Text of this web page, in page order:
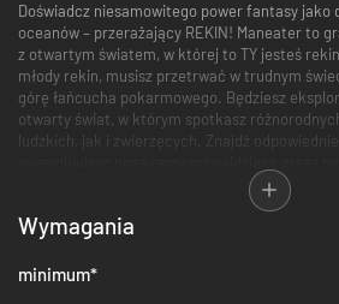
Doświadcz niesamowitego power fantasy jako
oceanów – przerażający REKIN! Maneater to
z otwartym światem, w której to TY jesteś
młody rekin, musisz przetrwać w trudnym
górę łańcucha pokarmowego. Będziesz
otwarty świat, w którym spotkasz
ludzkich, jak i zwierzęcych. Znajdź
dostosować rekina do swojego stylu gry. To
się na okrutnym rybaku, który cię okaleczył,
potężnego drapieżnika z legend. Jedz.
Wyjątkowa historia
Wymagania
minimum*